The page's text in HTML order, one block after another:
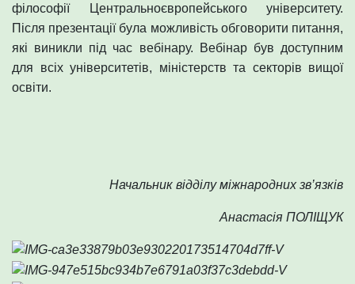
філософії Центральноєвропейського університету.
Після презентації була можливість обговорити питання,
які виникли під час вебінару. Вебінар був доступним
для всіх університетів, міністерств та секторів вищої
освіти.
Начальник відділу міжнародних зв’язків
Анастасія ПОЛІЩУК